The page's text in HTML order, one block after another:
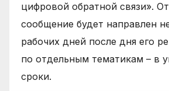
цифровой обратной связи».
сообщение будет направлен
рабочих дней после дня его
по отдельным тематикам – в
сроки.